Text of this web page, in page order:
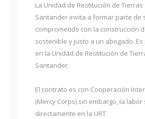
La Unidad de Restitución de
Santander invita a formar parte de
comprometido con la construcción
sostenible y justo a un abogado.
en la Unidad de Restitución de
Santander.
El contrato es con Cooperación
(Mercy Corps) sin embargo, la
directamente en la URT.